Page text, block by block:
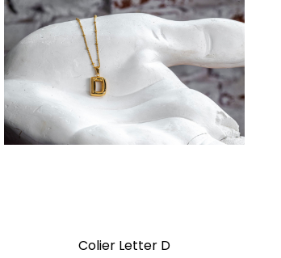
Colier Letter D